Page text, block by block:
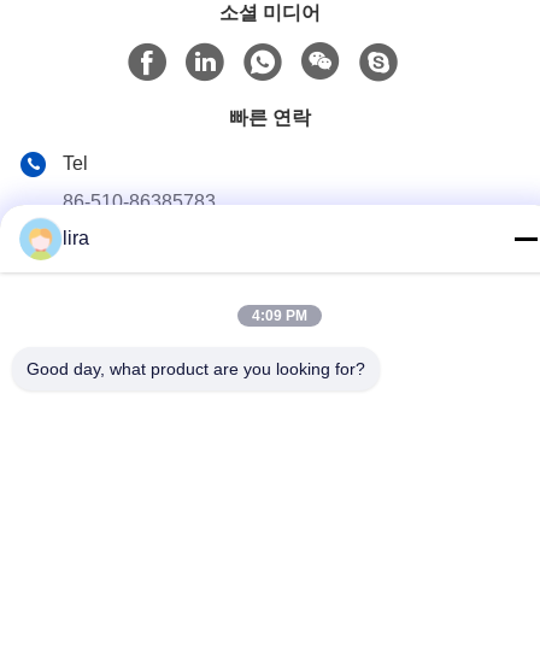
소셜 미디어
빠른 연락
Tel
86-510-86385783
이메일
No.102의 Yungu 도로, Zhutang 도시, Jiangyin 시, 장쑤성, 중
lira
4:09 PM
Good day, what product are you looking for?